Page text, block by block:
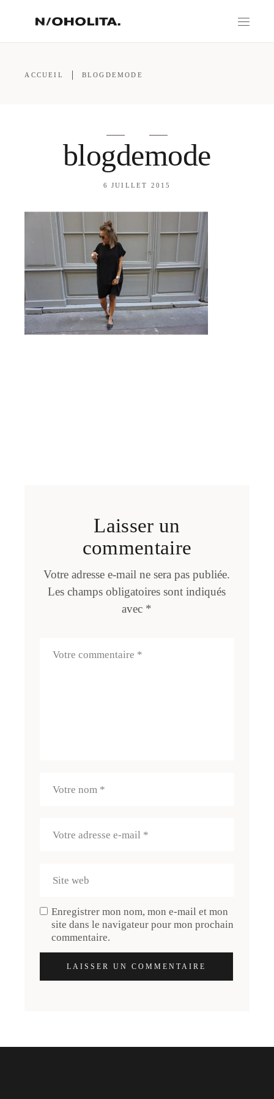
ACCUEIL BLOGDEMODE
blogdemode
6 JUILLET 2015
Laisser un
commentaire
Votre adresse e-mail ne sera pas publiée.
Les champs obligatoires sont indiqués
avec *
Enregistrer mon nom, mon e-mail et mon
site dans le navigateur pour mon prochain
commentaire.
LAISSER UN COMMENTAIRE